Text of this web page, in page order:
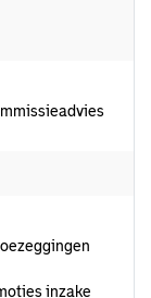
inzake